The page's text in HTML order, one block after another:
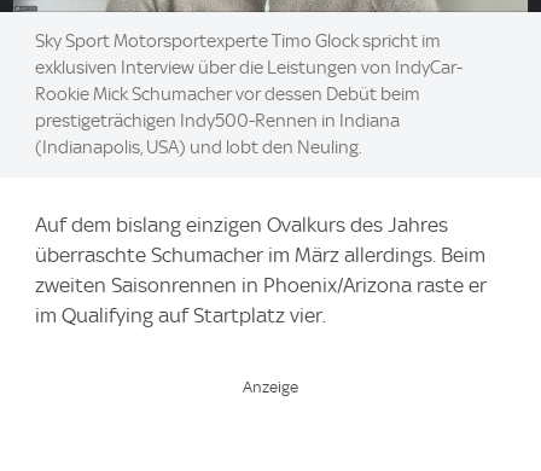
Sky Sport Motorsportexperte Timo Glock spricht im
exklusiven Interview über die Leistungen von IndyCar-
Rookie Mick Schumacher vor dessen Debüt beim
prestigeträchigen Indy500-Rennen in Indiana
(Indianapolis, USA) und lobt den Neuling.
Auf dem bislang einzigen Ovalkurs des Jahres
überraschte Schumacher im März allerdings. Beim
zweiten Saisonrennen in Phoenix/Arizona raste er
im Qualifying auf Startplatz vier.